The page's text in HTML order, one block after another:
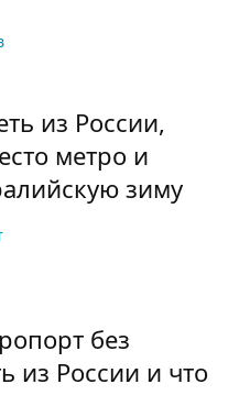
из России,
метро и
зиму
без
из России и что